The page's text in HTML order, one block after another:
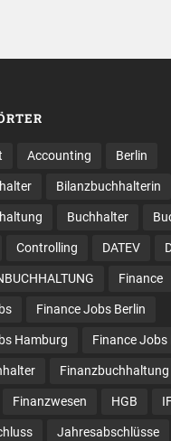
Accounting Berlin
Bilanzbuchhalterin
Buchhalter
Controlling DATEV
Finance
Finance Jobs Berlin
Hamburg Finance Jobs
Finanzbuchhaltung
Finanzwesen HGB
Jahresabschlüsse